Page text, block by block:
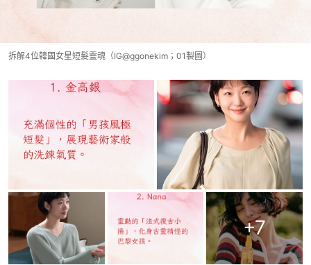
拆解4位韓國女星短髮靈魂（IG@ggonekim；01製圖）
+7